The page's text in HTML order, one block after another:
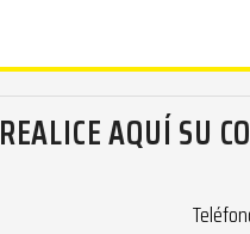
REALICE AQUÍ SU